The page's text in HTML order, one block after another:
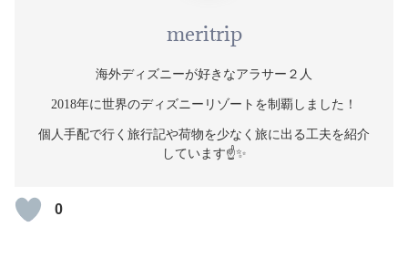
meritrip
海外ディズニーが好きなアラサー２人
2018年に世界のディズニーリゾートを制覇しました！
個人手配で行く旅行記や荷物を少なく旅に出る工夫を紹介
しています☝️✨
0